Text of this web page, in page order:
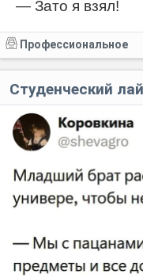
— Зато я взял!
Профессиональное
Студенческий